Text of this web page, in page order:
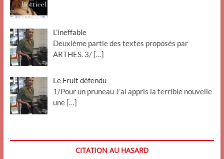
L’ineffable
Deuxième partie des textes proposés par
ARTHES. 3/ […]
Le Fruit défendu
1/Pour un pruneau J’ai appris la terrible nouvelle
une […]
CITATION AU HASARD